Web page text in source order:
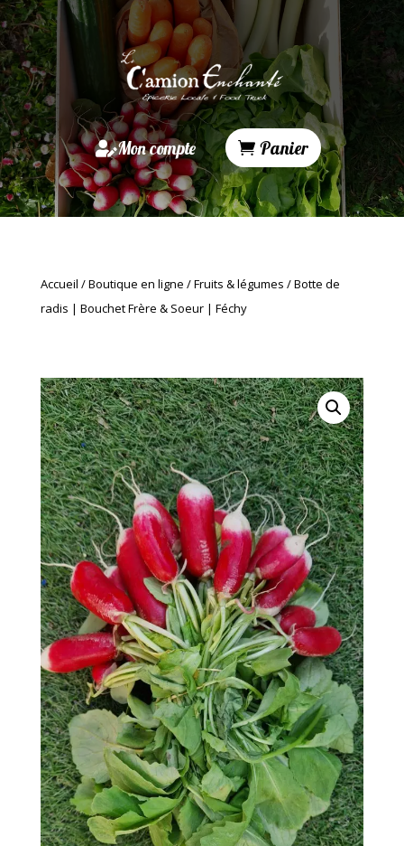
Mon compte Panier
Accueil /Boutique en ligne /Fruits & légumes / Botte de
radis | Bouchet Frère & Soeur | Féchy